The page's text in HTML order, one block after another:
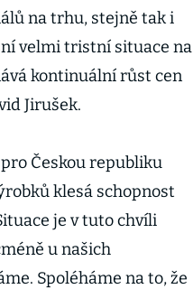
na trhu, stejně tak i
velmi tristní situace na
kontinuální růst cen
Jirušek.
Českou republiku
klesá schopnost
je v tuto chvíli
u našich
Spoléháme na to, že